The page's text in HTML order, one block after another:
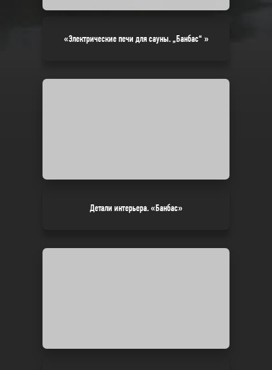
«Электрические печи для сауны. „Банбас“ »
Детали интерьера. «Банбас»